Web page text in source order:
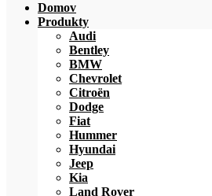
Domov
Produkty
Audi
Bentley
BMW
Chevrolet
Citroën
Dodge
Fiat
Hummer
Hyundai
Jeep
Kia
Land Rover